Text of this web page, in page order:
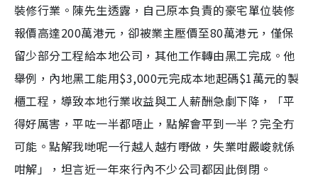
裝修行業。陳先生透露，自己原本負責的豪宅單位裝修
報價高達200萬港元，卻被業主壓價至80萬港元，僅保
留少部分工程給本地公司，其他工作轉由黑工完成。他
舉例，內地黑工能用$3,000元完成本地起碼$1萬元的製
櫃工程，導致本地行業收益與工人薪酬急劇下降，「平
得好厲害，平咗一半都唔止，點解會平到一半？完全冇
可能。點解我哋呢一行越人越冇嘢做，失業咁嚴峻就係
咁解」，坦言近一年來行內不少公司都因此倒閉。